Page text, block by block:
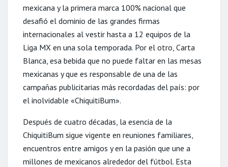
mexicana y la primera marca 100% nacional que
desafió el dominio de las grandes firmas
internacionales al vestir hasta a 12 equipos de la
Liga MX en una sola temporada. Por el otro, Carta
Blanca, esa bebida que no puede faltar en las mesas
mexicanas y que es responsable de una de las
campañas publicitarias más recordadas del país: por
el inolvidable «ChiquitiBum».
Después de cuatro décadas, la esencia de la
ChiquitiBum sigue vigente en reuniones familiares,
encuentros entre amigos y en la pasión que une a
millones de mexicanos alrededor del fútbol. Esta